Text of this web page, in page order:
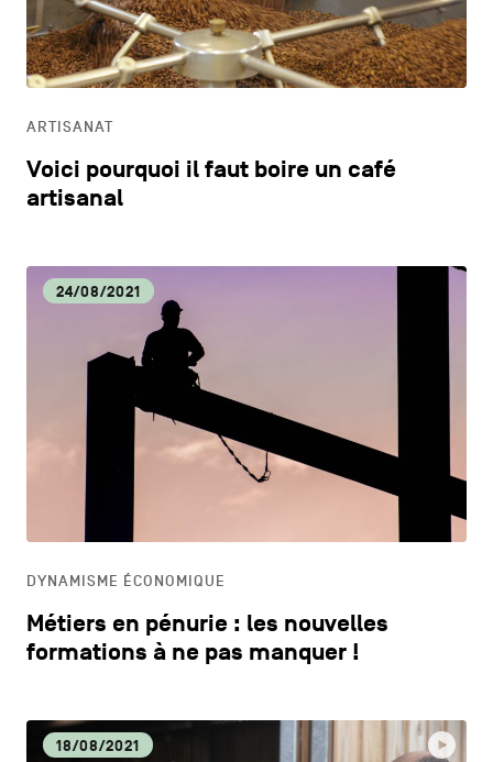
secondaire
MENTIONS LÉGALES
COOKIES POLICY
POLITIQUE VIE PRIVÉE
EN
CM
DÉCOUVERTE
DYNAMISME ÉCONOMIQUE
ECOLOGIE
EDUCATION
HORECA
LIFESTYLE
ARTISANAT
Voici pourquoi il faut boire un café
artisanal
24/08/2021
DYNAMISME ÉCONOMIQUE
Métiers en pénurie : les nouvelles
formations à ne pas manquer !
18/08/2021